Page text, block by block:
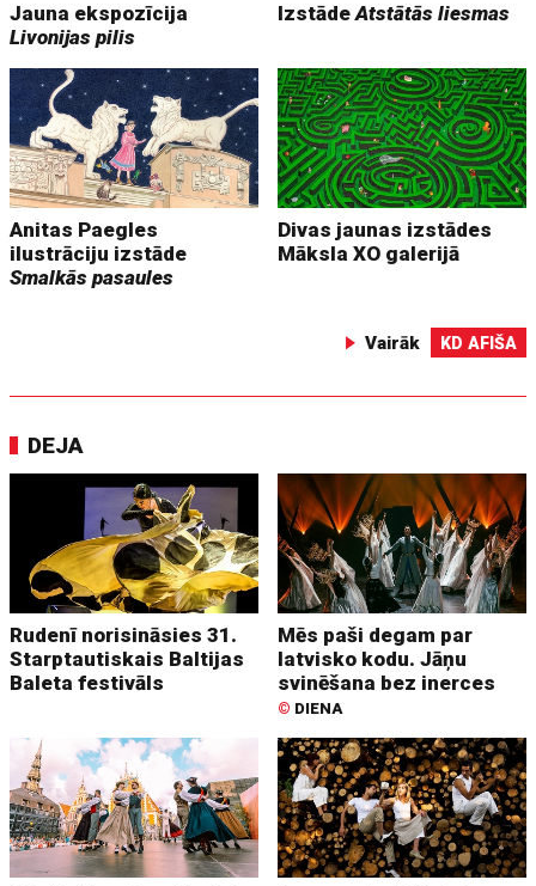
Jauna ekspozīcija
Livonijas pilis
IzstādeAtstātās liesmas
Anitas Paegles
ilustrāciju izstāde
Smalkās pasaules
Divas jaunas izstādes
Māksla XO galerijā
Vairāk KD AFIŠA
DEJA
Rudenī norisināsies 31.
Starptautiskais Baltijas
Baleta festivāls
Mēs paši degam par
latvisko kodu. Jāņu
svinēšana bez inerces
© DIENA